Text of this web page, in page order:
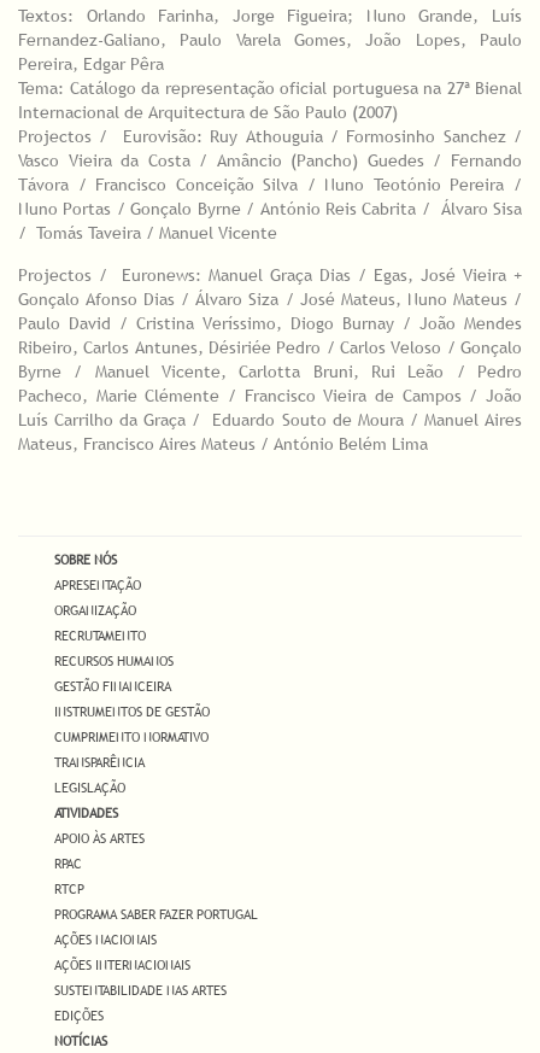
Textos: Orlando Farinha, Jorge Figueira; Nuno Grande, Luís
Fernandez-Galiano, Paulo Varela Gomes, João Lopes, Paulo
Pereira, Edgar Pêra
Tema: Catálogo da representação oficial portuguesa na 27ª Bienal
Internacional de Arquitectura de São Paulo (2007)
Projectos / Eurovisão: Ruy Athouguia / Formosinho Sanchez /
Vasco Vieira da Costa / Amâncio (Pancho) Guedes / Fernando
Távora / Francisco Conceição Silva / Nuno Teotónio Pereira /
Nuno Portas / Gonçalo Byrne / António Reis Cabrita / Álvaro Sisa
/ Tomás Taveira / Manuel Vicente
Projectos / Euronews: Manuel Graça Dias / Egas, José Vieira +
Gonçalo Afonso Dias / Álvaro Siza / José Mateus, Nuno Mateus /
Paulo David / Cristina Veríssimo, Diogo Burnay / João Mendes
Ribeiro, Carlos Antunes, Désiriée Pedro / Carlos Veloso / Gonçalo
Byrne / Manuel Vicente, Carlotta Bruni, Rui Leão / Pedro
Pacheco, Marie Clémente / Francisco Vieira de Campos / João
Luís Carrilho da Graça / Eduardo Souto de Moura / Manuel Aires
Mateus, Francisco Aires Mateus / António Belém Lima
SOBRE NÓS
APRESENTAÇÃO
ORGANIZAÇÃO
RECRUTAMENTO
RECURSOS HUMANOS
GESTÃO FINANCEIRA
INSTRUMENTOS DE GESTÃO
CUMPRIMENTO NORMATIVO
TRANSPARÊNCIA
LEGISLAÇÃO
ATIVIDADES
APOIO ÀS ARTES
RPAC
RTCP
PROGRAMA SABER FAZER PORTUGAL
AÇÕES NACIONAIS
AÇÕES INTERNACIONAIS
SUSTENTABILIDADE NAS ARTES
EDIÇÕES
NOTÍCIAS